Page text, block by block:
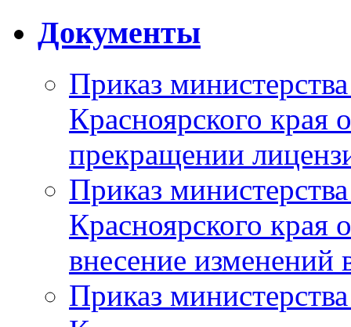
Документы
Приказ
Красноярского
прекращении
Приказ
Красноярского
внесение изменений
Приказ